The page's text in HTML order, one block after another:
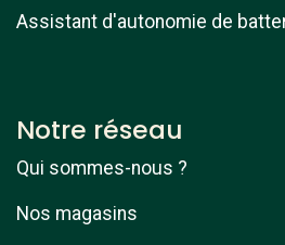
Assistant d'autonomie de
Notre réseau
Qui sommes-nous ?
Nos magasins